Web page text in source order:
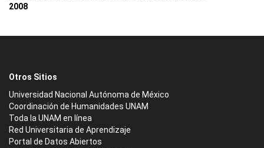
2008
Otros Sitios
Universidad Nacional Autónoma de México
Coordinación de Humanidades UNAM
Toda la UNAM en línea
Red Universitaria de Aprendizaje
Portal de Datos Abiertos